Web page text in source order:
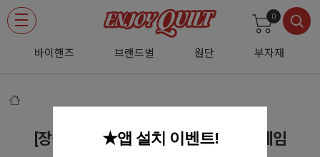
바이핸즈 브랜드별 원단 부자재
0
[장식부자재] 투명 아크릴 작품 액자 프레임
★앱 설치 이벤트!